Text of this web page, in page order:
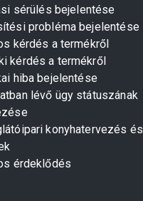
sérülés bejelentése
probléma bejelentése
kérdés a termékről
kérdés a termékről
hiba bejelentése
lévő ügy státuszának
konyhatervezés és
érdeklődés